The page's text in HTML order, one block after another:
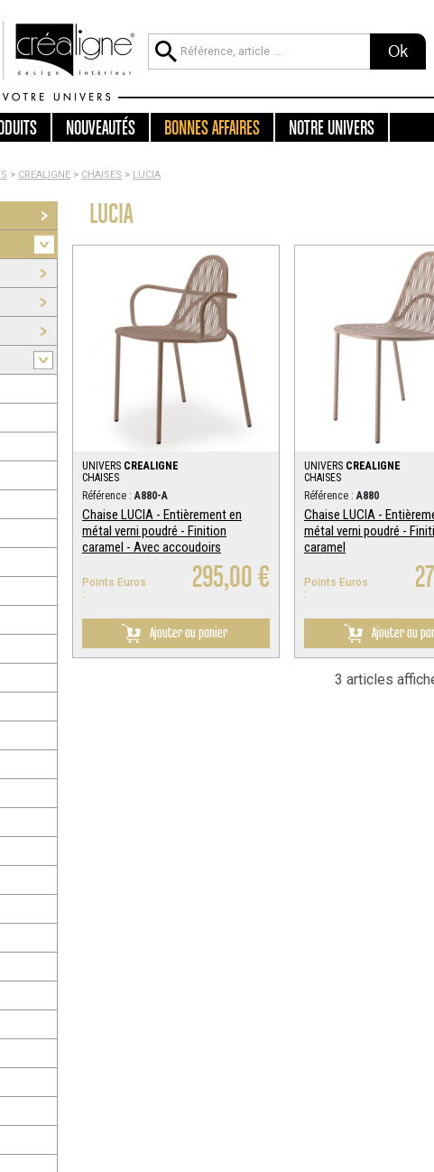
Ok
NOUVEAUTÉS BONNES AFFAIRES NOTRE UNIVERS
> CREALIGNE > CHAISES > LUCIA
LUCIA
UNIVERS CREALIGNE
CHAISES
Référence : A880-A
Chaise LUCIA - Entièrement en
métal verni poudré - Finition
caramel - Avec accoudoirs
Points Euros
:
295,00 €
Ajouter au panier
UNIVERS CREALIGNE
CHAISES
Référence : A880
Chaise LUCIA -
métal verni poudré -
caramel
Points Euros
:
Ajouter au
3 articles